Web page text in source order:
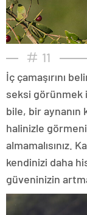
11
İç çamaşırını
seksi görünmek
bile, bir aynanın
halinizle
almamalısınız.
kendinizi daha
güveninizin